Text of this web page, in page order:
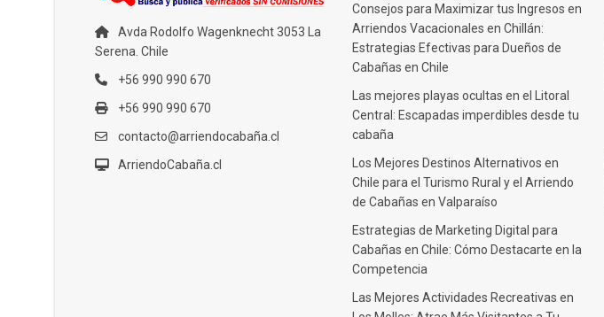
Avda Rodolfo Wagenknecht 3053 La
Serena. Chile
+56 990 990 670
+56 990 990 670
contacto@arriendocabaña.cl
ArriendoCabaña.cl
Consejos para Maximizar tus Ingresos en
Arriendos Vacacionales en Chillán:
Estrategias Efectivas para Dueños de
Cabañas en Chile
Las mejores playas ocultas en el Litoral
Central: Escapadas imperdibles desde tu
cabaña
Los Mejores Destinos Alternativos en
Chile para el Turismo Rural y el Arriendo
de Cabañas en Valparaíso
Estrategias de Marketing Digital para
Cabañas en Chile: Cómo Destacarte en la
Competencia
Las Mejores Actividades Recreativas en